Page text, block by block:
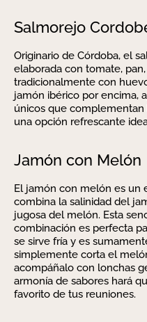
Salmorejo
Originario de Córdoba, el
elaborada con tomate,
tradicionalmente con
jamón ibérico por encima,
únicos que complementan
una opción refrescante
Jamón con Melón
El jamón con melón es
combina la salinidad del
jugosa del melón. Esta
combinación es perfecta
se sirve fría y es
simplemente corta el
acompáñalo con lonchas
armonía de sabores hará
favorito de tus reuniones.